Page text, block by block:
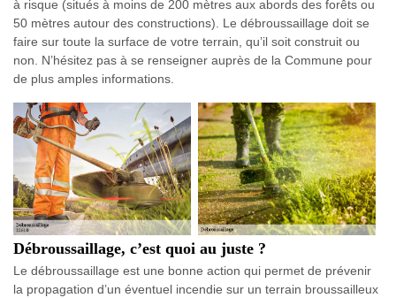
à risque (situés à moins de 200 mètres aux abords des forêts ou
50 mètres autour des constructions). Le débroussaillage doit se
faire sur toute la surface de votre terrain, qu’il soit construit ou
non. N’hésitez pas à se renseigner auprès de la Commune pour
de plus amples informations.
Débroussaillage, c’est quoi au juste ?
Le débroussaillage est une bonne action qui permet de prévenir
la propagation d’un éventuel incendie sur un terrain broussailleux